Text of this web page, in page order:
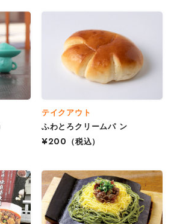
テイクアウト
ふわとろクリームパ ン
¥200
（税込）